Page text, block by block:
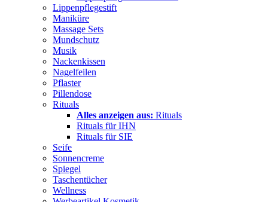
Lippenpflegestift
Maniküre
Massage Sets
Mundschutz
Musik
Nackenkissen
Nagelfeilen
Pflaster
Pillendose
Rituals
Alles anzeigen aus: Rituals
Rituals für IHN
Rituals für SIE
Seife
Sonnencreme
Spiegel
Taschentücher
Wellness